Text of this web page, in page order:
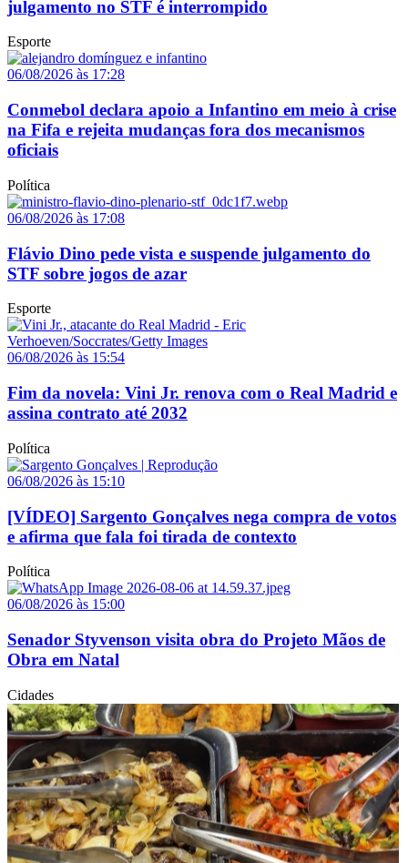
julgamento no STF é interrompido
Esporte
06/08/2026 às 17:28
Conmebol declara apoio a Infantino em meio à crise
na Fifa e rejeita mudanças fora dos mecanismos
oficiais
Política
06/08/2026 às 17:08
Flávio Dino pede vista e suspende julgamento do
STF sobre jogos de azar
Esporte
06/08/2026 às 15:54
Fim da novela: Vini Jr. renova com o Real Madrid e
assina contrato até 2032
Política
06/08/2026 às 15:10
[VÍDEO] Sargento Gonçalves nega compra de votos
e afirma que fala foi tirada de contexto
Política
06/08/2026 às 15:00
Senador Styvenson visita obra do Projeto Mãos de
Obra em Natal
Cidades